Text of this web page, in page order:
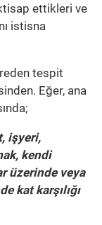
ettikleri ve
istisna
tespit
Eğer, ana
işyeri,
kendi
üzerinde veya
kat karşılığı